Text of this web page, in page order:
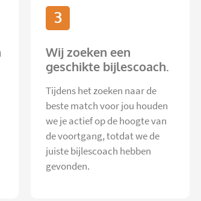
3
Wij zoeken een
geschikte bijlescoach.
Tijdens het zoeken naar de
beste match voor jou houden
we je actief op de hoogte van
de voortgang, totdat we de
juiste bijlescoach hebben
gevonden.